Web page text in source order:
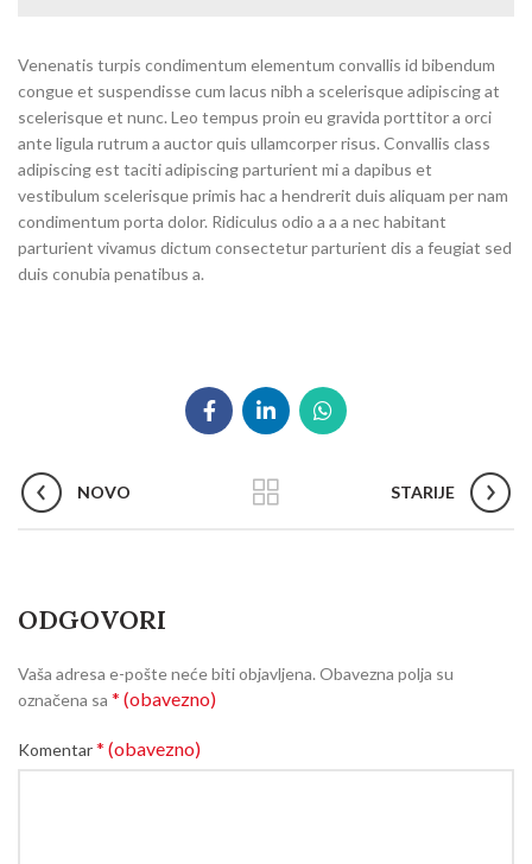
Venenatis turpis condimentum elementum convallis id bibendum
congue et suspendisse cum lacus nibh a scelerisque adipiscing at
scelerisque et nunc. Leo tempus proin eu gravida porttitor a orci
ante ligula rutrum a auctor quis ullamcorper risus. Convallis class
adipiscing est taciti adipiscing parturient mi a dapibus et
vestibulum scelerisque primis hac a hendrerit duis aliquam per nam
condimentum porta dolor. Ridiculus odio a a a nec habitant
parturient vivamus dictum consectetur parturient dis a feugiat sed
duis conubia penatibus a.
NOVO STARIJE
ODGOVORI
Vaša adresa e-pošte neće biti objavljena.Obavezna polja su
označena sa * (obavezno)
Komentar* (obavezno)